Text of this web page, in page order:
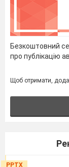
Безкоштовний
про публікацію
Щоб отримати,
PPTX